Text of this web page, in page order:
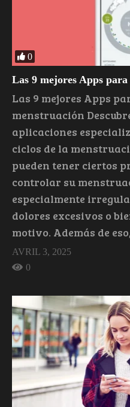
0
Las 9 mejores Apps
Las 9 mejores Apps
menstruación
aplicaciones
ciclos de la
pueden tener ciertos
controlar su
especialmente
dolores excesivos o
motivo. Además de
AVRIL 3, 2025
0